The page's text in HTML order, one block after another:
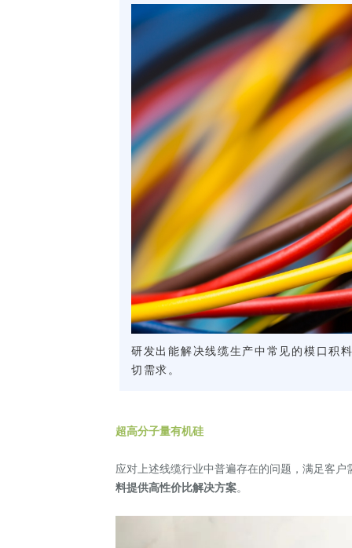
研发出能解决线缆生产中常见的模口积
切需求。
超高分子量有机硅
应对上述线缆行业中普遍存在的问题，满足客
料提供高性价比解决方案。